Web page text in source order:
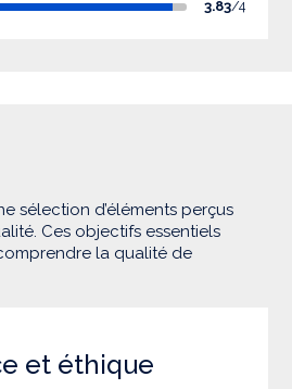
3.83/4
sélection d’éléments perçus
Ces objectifs essentiels
la qualité de
et éthique